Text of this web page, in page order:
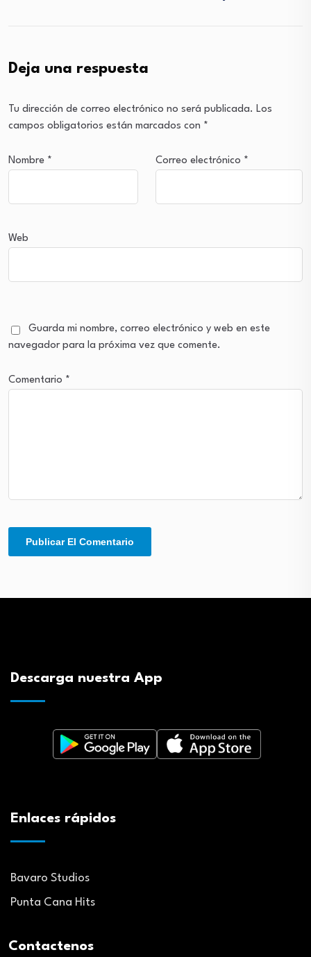
Deja una respuesta
Tu dirección de correo electrónico no será publicada. Los
campos obligatorios están marcados con *
Nombre * Correo electrónico *
Web
Guarda mi nombre, correo electrónico y web en este
navegador para la próxima vez que comente.
Comentario *
Descarga nuestra App
Enlaces rápidos
Bavaro Studios
Punta Cana Hits
Contactenos